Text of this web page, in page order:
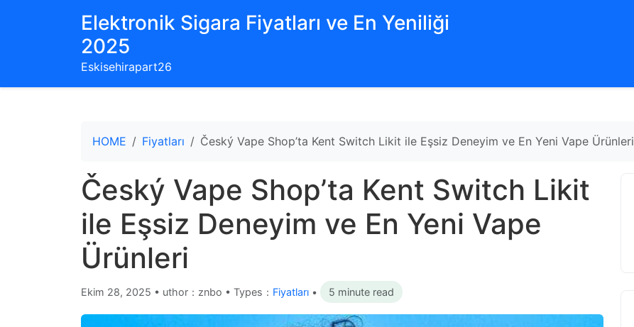
Elektronik Sigara Fiyatları ve En Yeniliği
2025
Eskisehirapart26
HOME Fiyatları Český Vape Shop’ta Kent Switch Likit ile Eşsiz Deneyim ve En Yeni Vape Ürünleri
Český Vape Shop’ta Kent Switch Likit
ile Eşsiz Deneyim ve En Yeni Vape
Ürünleri
Ekim 28, 2025 • uthor：znbo • Types： Fiyatları • 5 minute read